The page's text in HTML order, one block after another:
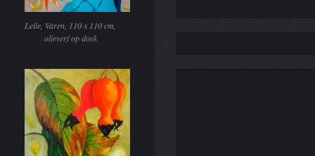
Lelie, Varen, 110 x 110 cm,
olieverf op doek